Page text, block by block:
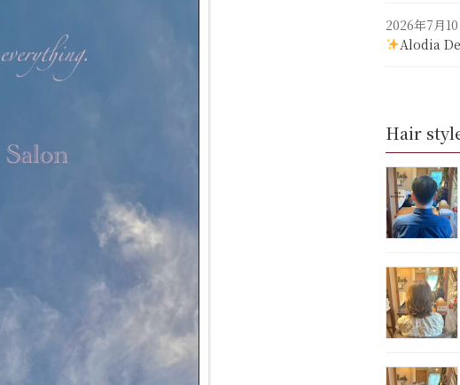
2026年7月10
Alodia
Hair